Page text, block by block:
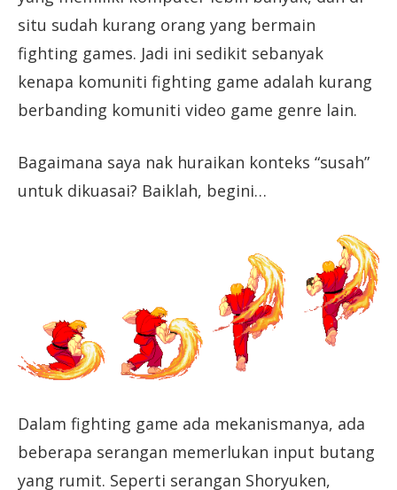
situ sudah kurang orang yang bermain
fighting games. Jadi ini sedikit sebanyak
kenapa komuniti fighting game adalah kurang
berbanding komuniti video game genre lain.
Bagaimana saya nak huraikan konteks “susah”
untuk dikuasai? Baiklah, begini…
Dalam fighting game ada mekanismanya, ada
beberapa serangan memerlukan input butang
yang rumit. Seperti serangan Shoryuken,